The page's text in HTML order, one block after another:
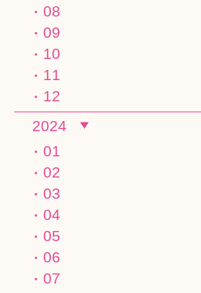
08
09
10
11
12
2024
01
02
03
04
05
06
07